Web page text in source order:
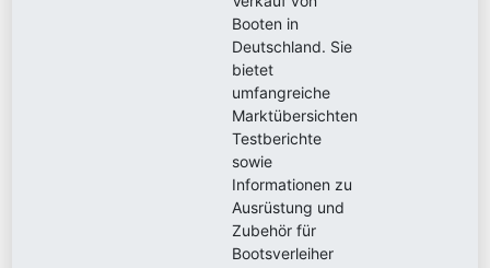
Booten in
Deutschland. Sie
bietet
umfangreiche
Marktübersichten
Testberichte
sowie
Informationen zu
Ausrüstung und
Zubehör für
Bootsverleiher